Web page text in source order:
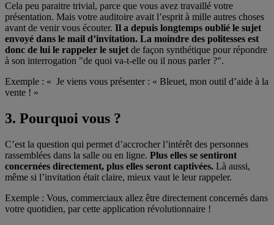
Cela peu paraitre trivial, parce que vous avez travaillé votre
présentation. Mais votre auditoire avait l’esprit à mille autres choses
avant de venir vous écouter. Il a depuis longtemps oublié le sujet
envoyé dans le mail d’invitation. La moindre des politesses est
donc de lui le rappeler le sujet de façon synthétique pour répondre
à son interrogation "de quoi va-t-elle ou il nous parler ?".
Exemple : « Je viens vous présenter : « Bleuet, mon outil d’aide à la
vente ! »
3. Pourquoi vous ?
C’est la question qui permet d’accrocher l’intérêt des personnes
rassemblées dans la salle ou en ligne. Plus elles se sentiront
concernées directement, plus elles seront captivées. Là aussi,
même si l’invitation était claire, mieux vaut le leur rappeler.
Exemple : Vous, commerciaux allez être directement concernés dans
votre quotidien, par cette application révolutionnaire !